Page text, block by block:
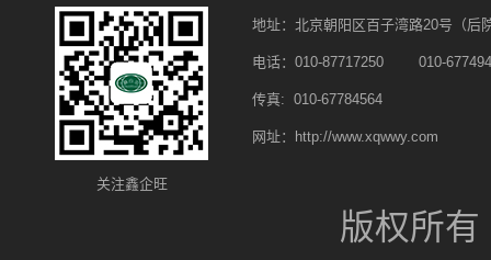
关注鑫企旺
地址：北京朝阳区百子湾路20号（后
电话：010-87717250 010-
传真: 010-67784564
网址：http://www.xqwwy.com
版权所